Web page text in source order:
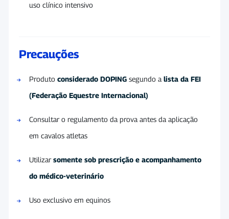
uso clínico intensivo
Precauções
Produto considerado DOPING segundo a lista da FEI
(Federação Equestre Internacional)
Consultar o regulamento da prova antes da aplicação
em cavalos atletas
Utilizarsomente sob prescrição e acompanhamento
do médico-veterinário
Uso exclusivo em equinos